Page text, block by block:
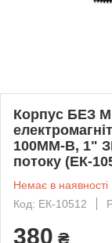
Корпус БЕЗ
100MM-B, 1"
потоку (ЕК-
Немає в наявності
Код: ЕК-10512
380 ₴